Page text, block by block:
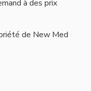
à des prix
de New Med